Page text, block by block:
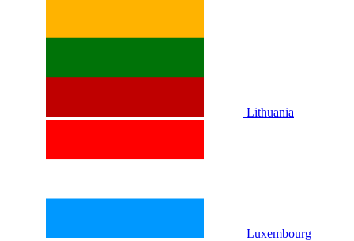
Lithuania
Luxembourg